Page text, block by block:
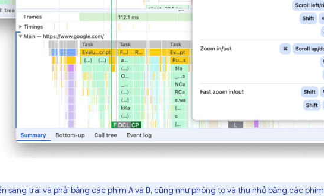
sang trái và phải bằng các phím Avà D, cũng như phóng to và thu nhỏ bằng các phím